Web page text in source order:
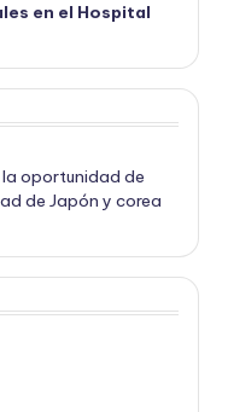
en el Hospital
oportunidad de
de Japón y corea